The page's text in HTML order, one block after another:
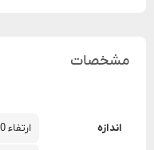
مشخصات
اندازه ارتفاء 40 سانت – عرض 40 سانت